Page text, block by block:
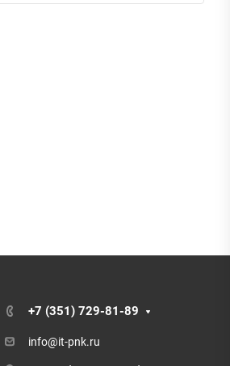
+7 (351) 729-81-89
info@it-pnk.ru